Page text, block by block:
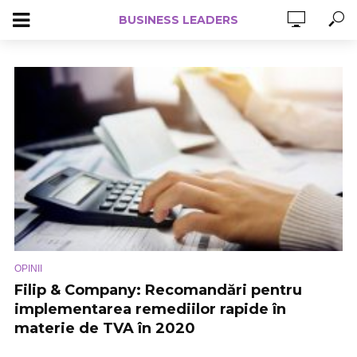
BUSINESS LEADERS
OPINII
Filip & Company: Recomandări pentru
implementarea remediilor rapide în
materie de TVA în 2020